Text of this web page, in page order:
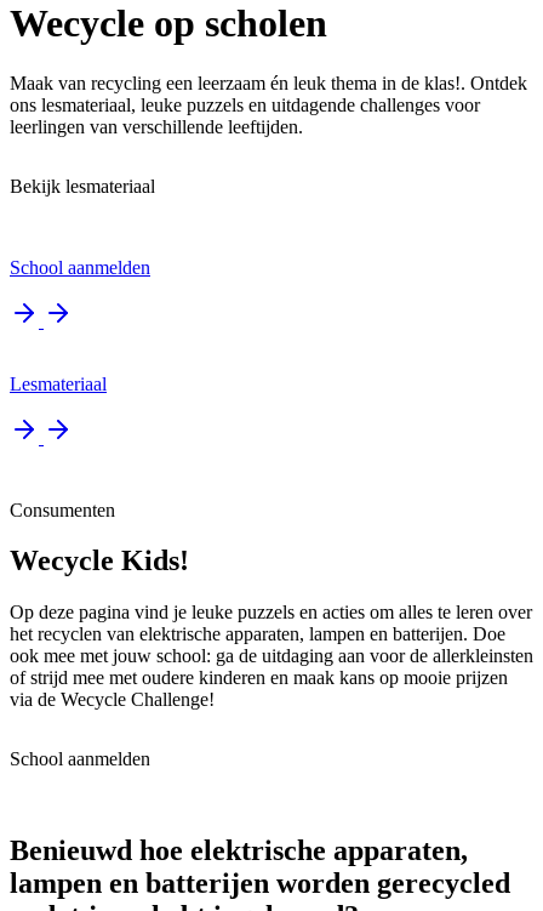
Wecycle op scholen
Maak van recycling een leerzaam én leuk thema in de klas!. Ontdek
ons lesmateriaal, leuke puzzels en uitdagende challenges voor
leerlingen van verschillende leeftijden.
Bekijk lesmateriaal
School aanmelden
Lesmateriaal
Consumenten
Wecycle Kids!
Op deze pagina vind je leuke puzzels en acties om alles te leren over
het recyclen van elektrische apparaten, lampen en batterijen. Doe
ook mee met jouw school: ga de uitdaging aan voor de allerkleinsten
of strijd mee met oudere kinderen en maak kans op mooie prijzen
via de Wecycle Challenge!
School aanmelden
Benieuwd hoe elektrische apparaten,
lampen en batterijen worden gerecycled